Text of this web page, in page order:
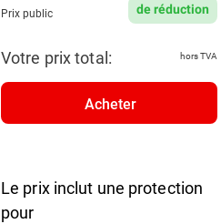
Prix public de réduction
Votre prix total: hors TVA
Acheter
Le prix inclut une protection
pour